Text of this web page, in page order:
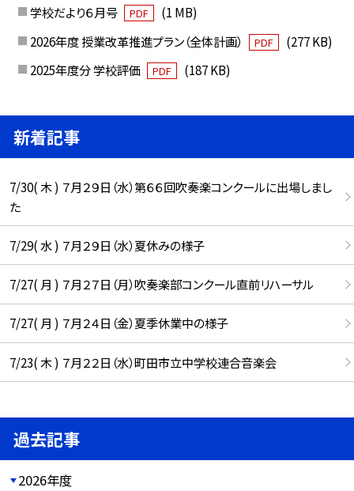
学校だより６月号
PDF
(1 MB)
2026年度 授業改革推進プラン（全体計画）
PDF
(277 KB)
2025年度分 学校評価
PDF (187 KB)
新着記事
7/30( 木 ) ７月２９日（水）第６６回吹奏楽コンクールに出場しまし
た
7/29( 水 ) ７月２９日（水）夏休みの様子
7/27( 月 ) ７月２７日（月）吹奏楽部コンクール直前リハーサル
7/27( 月 ) ７月２４日（金）夏季休業中の様子
7/23( 木 ) ７月２２日（水）町田市立中学校連合音楽会
過去記事
2026年度